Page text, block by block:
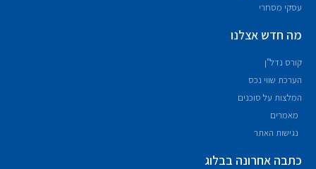
עסקי מסחרי
מה חדש אצלנו
קורס נדל"ן
הערכת שווי נכס
המלצות על סוכנים
מאמרים
נגישות האתר
כתבה אחרונה בבלוג